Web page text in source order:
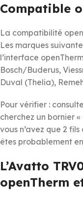
Compatible
La compatibilité
Les marques
l’interface
Bosch/Buderus,
Duval (Thelia),
Pour vérifier :
cherchez un bornier
vous n’avez que 2
êtes probablement
L’Avatto
openTherm